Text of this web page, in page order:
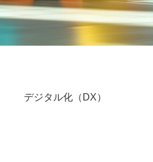
デジタル化（DX）